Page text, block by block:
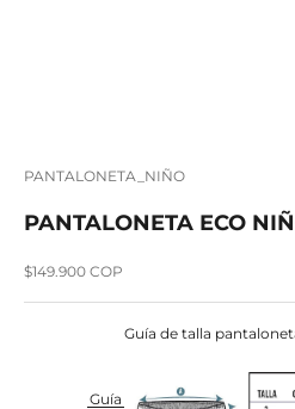
PANTALONETA_NIÑO
PANTALONETA ECO
Precio de oferta
$149.900 COP
Guía
Guía de talla